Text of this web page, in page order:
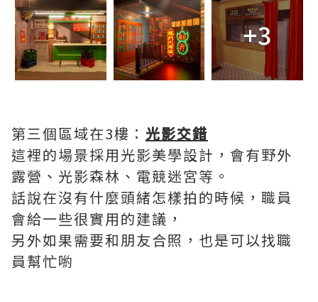
+3
第三個區域在3樓： 光影交錯
這裡的場景採用光影美學設計，會有野外
露營、光影森林、電競迷宮等。
話說在沒有什麼頭緒怎樣拍的時候，職員
會給一些很實用的建議，
另外如果需要和朋友合照，也是可以找職
員幫忙喲